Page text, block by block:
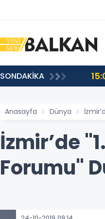
SONDAKİKA
Anasayfa Dünya
İzmir’de
Forumu"